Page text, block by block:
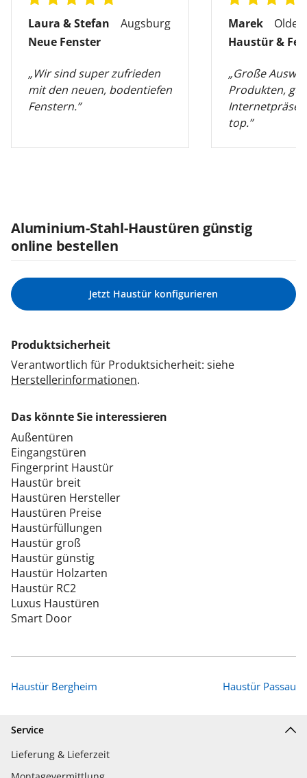
Laura & Stefan
Augsburg
Neue Fenster
„Wir sind super zufrieden
mit den neuen, bodentiefen
Fenstern.”
Marek
Haustür &
„Große
Produkten,
top.”
Aluminium-Stahl-Haustüren günstig
online bestellen
Jetzt Haustür konfigurieren
Produktsicherheit
Verantwortlich für Produktsicherheit: siehe
Herstellerinformationen.
Das könnte Sie interessieren
Außentüren
Eingangstüren
Fingerprint Haustür
Haustür breit
Haustüren Hersteller
Haustüren Preise
Haustürfüllungen
Haustür groß
Haustür günstig
Haustür Holzarten
Haustür RC2
Luxus Haustüren
Smart Door
Haustür Bergheim Haustür Passau
Service
Lieferung & Lieferzeit